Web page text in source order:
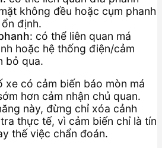
không đều hoặc cụm phanh
định.
: có thể liên quan má
hoặc hệ thống điện/cảm
bỏ qua.
xe có cảm biến báo mòn má
hơn cảm nhận chủ quan.
này, đừng chỉ xóa cảnh
thực tế, vì cảm biến chỉ là tín
thế việc chẩn đoán.